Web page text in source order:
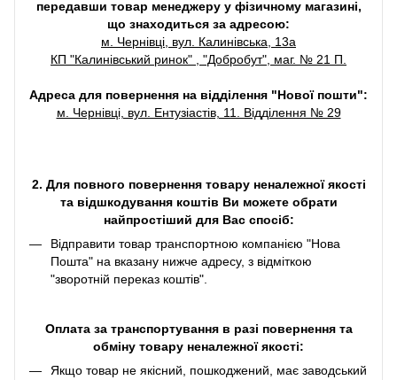
передавши товар менеджеру у фізичному магазині,
що знаходиться за адресою:
м. Чернівці, вул. Калинівська, 13а
КП "Калинівський ринок" , "Добробут", маг. № 21 П.
Адреса для повернення на відділення "Нової пошти":
м. Чернівці, вул. Ентузіастів, 11. Відділення № 29
2. Для повного повернення товару неналежної якості
та відшкодування коштів Ви можете обрати
найпростіший для Вас спосіб:
Відправити товар транспортною компанією "Нова
Пошта" на вказану нижче адресу, з відміткою
"зворотній переказ коштів".
Оплата за транспортування в разі повернення та
обміну товару неналежної якості:
Якщо товар не якісний, пошкоджений, має заводський